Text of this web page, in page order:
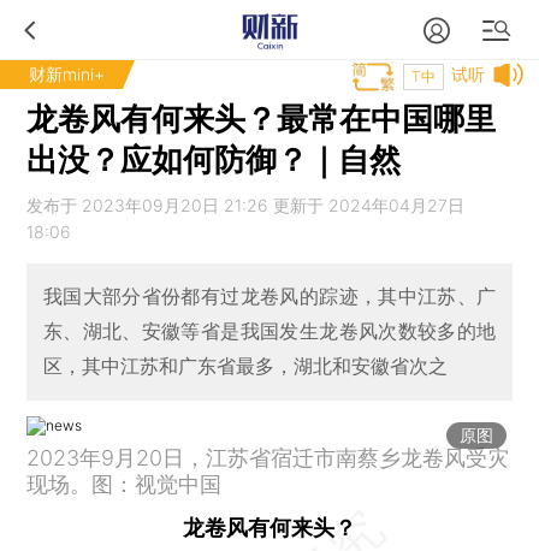
财新mini+ 试听
T中
龙卷风有何来头？最常在中国哪里
出没？应如何防御？｜自然
发布于 2023年09月20日 21:26 更新于 2024年04月27日
18:06
我国大部分省份都有过龙卷风的踪迹，其中江苏、广
东、湖北、安徽等省是我国发生龙卷风次数较多的地
区，其中江苏和广东省最多，湖北和安徽省次之
原图
2023年9月20日，江苏省宿迁市南蔡乡龙卷风受灾
现场。图：视觉中国
龙卷风有何来头？